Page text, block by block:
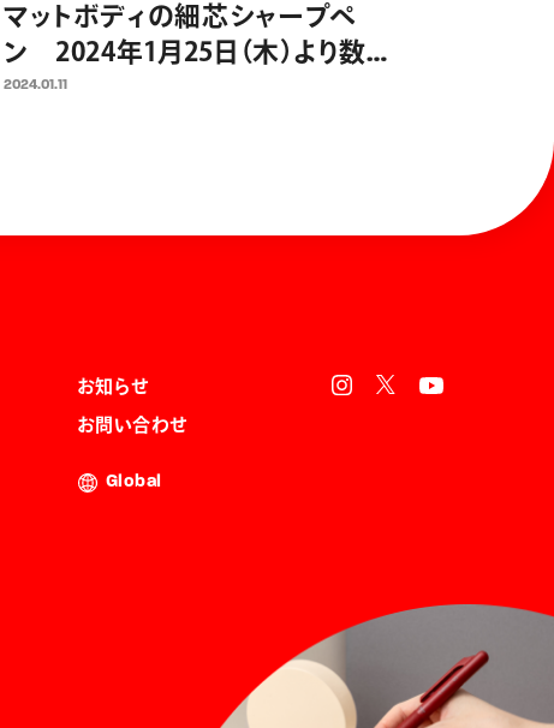
マットボディの細芯シャープペ
ン 2024年1月25日（木）より数量
限定発売 累計販売1500万本の
2024.01.11
お知らせ
お問い合わせ
Global